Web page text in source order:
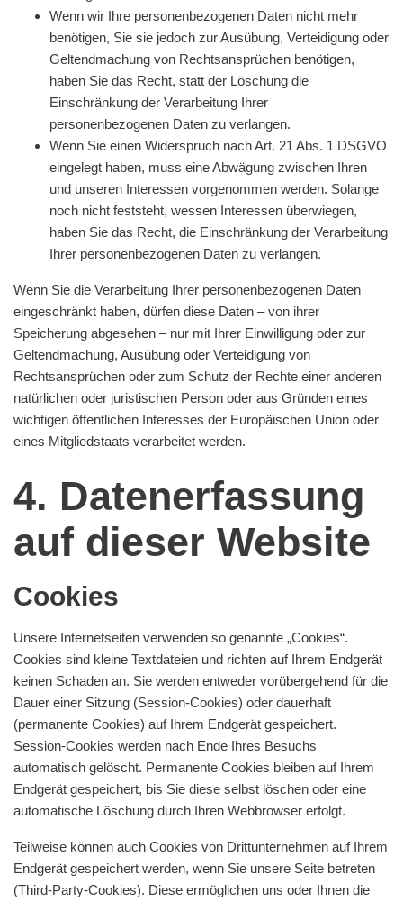
Wenn wir Ihre personenbezogenen Daten nicht mehr
benötigen, Sie sie jedoch zur Ausübung, Verteidigung oder
Geltendmachung von Rechtsansprüchen benötigen,
haben Sie das Recht, statt der Löschung die
Einschränkung der Verarbeitung Ihrer
personenbezogenen Daten zu verlangen.
Wenn Sie einen Widerspruch nach Art. 21 Abs. 1 DSGVO
eingelegt haben, muss eine Abwägung zwischen Ihren
und unseren Interessen vorgenommen werden. Solange
noch nicht feststeht, wessen Interessen überwiegen,
haben Sie das Recht, die Einschränkung der Verarbeitung
Ihrer personenbezogenen Daten zu verlangen.
Wenn Sie die Verarbeitung Ihrer personenbezogenen Daten
eingeschränkt haben, dürfen diese Daten – von ihrer
Speicherung abgesehen – nur mit Ihrer Einwilligung oder zur
Geltendmachung, Ausübung oder Verteidigung von
Rechtsansprüchen oder zum Schutz der Rechte einer anderen
natürlichen oder juristischen Person oder aus Gründen eines
wichtigen öffentlichen Interesses der Europäischen Union oder
eines Mitgliedstaats verarbeitet werden.
4. Datenerfassung
auf dieser Website
Cookies
Unsere Internetseiten verwenden so genannte „Cookies“.
Cookies sind kleine Textdateien und richten auf Ihrem Endgerät
keinen Schaden an. Sie werden entweder vorübergehend für die
Dauer einer Sitzung (Session-Cookies) oder dauerhaft
(permanente Cookies) auf Ihrem Endgerät gespeichert.
Session-Cookies werden nach Ende Ihres Besuchs
automatisch gelöscht. Permanente Cookies bleiben auf Ihrem
Endgerät gespeichert, bis Sie diese selbst löschen oder eine
automatische Löschung durch Ihren Webbrowser erfolgt.
Teilweise können auch Cookies von Drittunternehmen auf Ihrem
Endgerät gespeichert werden, wenn Sie unsere Seite betreten
(Third-Party-Cookies). Diese ermöglichen uns oder Ihnen die